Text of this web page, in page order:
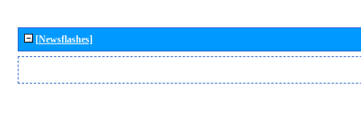
[Newsflashes]